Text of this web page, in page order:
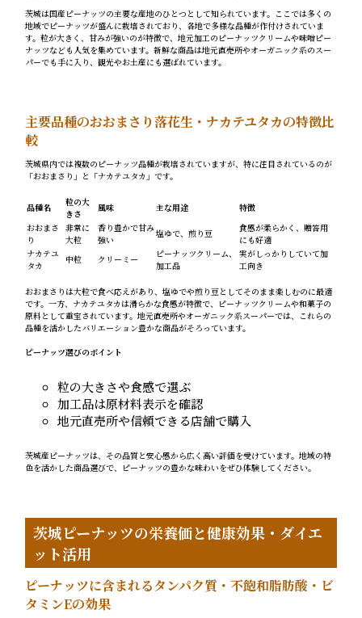
茨城は国産ピーナッツの主要な産地のひとつとして知られています。ここでは多くの
地域でピーナッツが盛んに栽培されており、各地で多様な品種が作付けされていま
す。粒が大きく、甘みが強いのが特徴で、地元加工のピーナッツクリームや味噌ピー
ナッツなども人気を集めています。新鮮な商品は地元直売所やオーガニック系のスー
パーでも手に入り、観光やお土産にも選ばれています。
主要品種のおおまさり落花生・ナカテユタカの特徴比
較
茨城県内では複数のピーナッツ品種が栽培されていますが、特に注目されているのが
「おおまさり」と「ナカテユタカ」です。
品種名
粒の大
きさ
風味 主な用途
特徴
おおまさ
り
非常に
大粒
香り豊かで甘み
強い
塩ゆで、煎り豆
食感が柔らかく、贈答用
にも好適
ナカテユ
タカ
中粒 クリーミー
ピーナッツクリーム、
加工品
実がしっかりしていて加
工向き
おおまさりは大粒で食べ応えがあり、塩ゆでや煎り豆としてそのまま楽しむのに最適
です。一方、ナカテユタカは滑らかな食感が特徴で、ピーナッツクリームや和菓子の
原料として重宝されています。地元直売所やオーガニック系スーパーでは、これらの
品種を活かしたバリエーション豊かな商品がそろっています。
ピーナッツ選びのポイント
粒の大きさや食感で選ぶ
加工品は原材料表示を確認
地元直売所や信頼できる店舗で購入
茨城産ピーナッツは、その品質と安心感から広く高い評価を受けています。地域の特
色を活かした商品選びで、ピーナッツの豊かな味わいをぜひ体験してください。
茨城ピーナッツの栄養価と健康効果・ダイエ
ット活用
ピーナッツに含まれるタンパク質・不飽和脂肪酸・ビ
タミンEの効果